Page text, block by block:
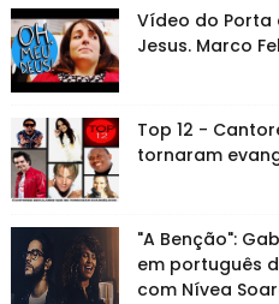
Vídeo do Porta
Jesus. Marco
Top 12 -
tornaram
"A Benção":
em português
com Nívea